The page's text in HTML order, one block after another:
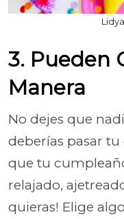
3. Pueden
Manera
No dejes que
deberías pasar tu
que tu
relajado,
quieras! Elige